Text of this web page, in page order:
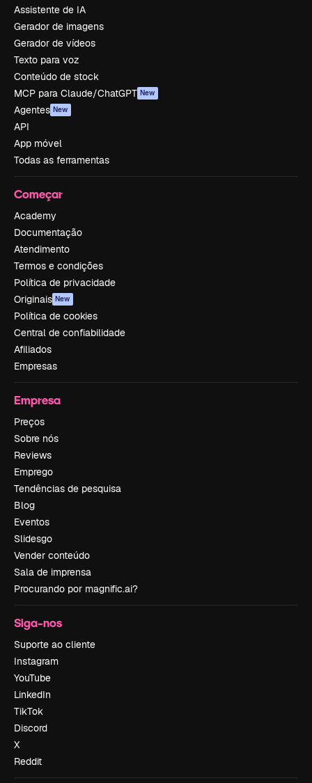
Assistente de IA
Gerador de imagens
Gerador de vídeos
Texto para voz
Conteúdo de stock
MCP para Claude/ChatGPT New
Agentes New
API
App móvel
Todas as ferramentas
Começar
Academy
Documentação
Atendimento
Termos e condições
Política de privacidade
Originais New
Política de cookies
Central de confiabilidade
Afiliados
Empresas
Empresa
Preços
Sobre nós
Reviews
Emprego
Tendências de pesquisa
Blog
Eventos
Slidesgo
Vender conteúdo
Sala de imprensa
Procurando por magnific.ai?
Siga-nos
Suporte ao cliente
Instagram
YouTube
LinkedIn
TikTok
Discord
X
Reddit